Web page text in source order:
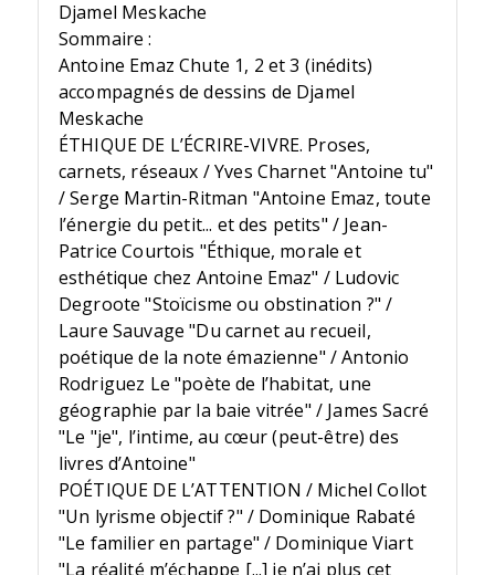
Djamel Meskache
Sommaire :
Antoine Emaz Chute 1, 2 et 3 (inédits)
accompagnés de dessins de Djamel
Meskache
ÉTHIQUE DE L’ÉCRIRE-VIVRE. Proses,
carnets, réseaux / Yves Charnet "Antoine tu"
/ Serge Martin-Ritman "Antoine Emaz, toute
l’énergie du petit... et des petits" / Jean-
Patrice Courtois "Éthique, morale et
esthétique chez Antoine Emaz" / Ludovic
Degroote "Stoïcisme ou obstination ?" /
Laure Sauvage "Du carnet au recueil,
poétique de la note émazienne" / Antonio
Rodriguez Le "poète de l’habitat, une
géographie par la baie vitrée" / James Sacré
"Le "je", l’intime, au cœur (peut-être) des
livres d’Antoine"
POÉTIQUE DE L’ATTENTION / Michel Collot
"Un lyrisme objectif ?" / Dominique Rabaté
"Le familier en partage" / Dominique Viart
"La réalité m’échappe [...] je n’ai plus cet